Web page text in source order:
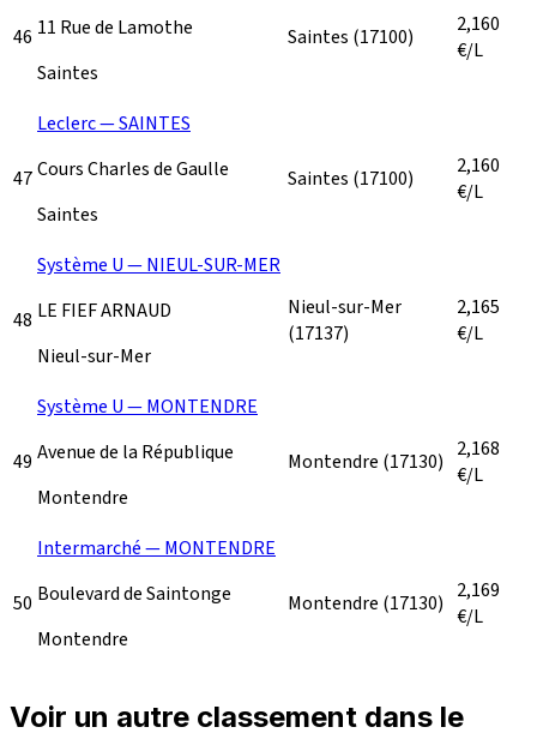
46 11 Rue de Lamothe
Saintes
Saintes (17100)
2,160
€/L
47
Leclerc — SAINTES
Cours Charles de Gaulle
Saintes
Saintes (17100)
2,160
€/L
48
Système U — NIEUL-SUR-MER
LE FIEF ARNAUD
Nieul-sur-Mer
Nieul-sur-Mer
(17137)
2,165
€/L
49
Système U — MONTENDRE
Avenue de la République
Montendre
Montendre (17130) 2,168
€/L
50
Intermarché — MONTENDRE
Boulevard de Saintonge
Montendre
Montendre (17130) 2,169
€/L
Voir un autre classement dans le